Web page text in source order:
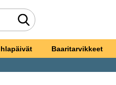
Tee haku
Baaritarvikkeet